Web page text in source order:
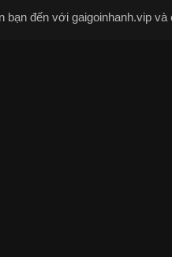
bạn đến với gaigoinhanh.vip